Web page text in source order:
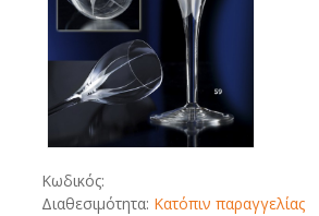
Κωδικός:
Διαθεσιμότητα: Κατόπιν παραγγελίας